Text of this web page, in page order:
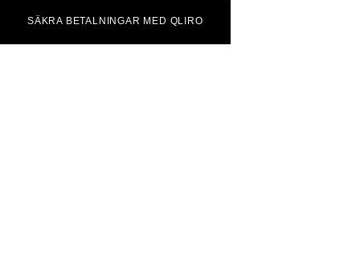
SÄKRA BETALNINGAR MED QLIRO